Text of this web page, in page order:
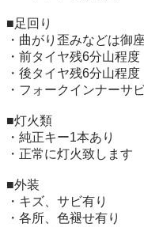
■足回り
・曲がり歪みなどは御
・前タイヤ残6分山程度
・後タイヤ残6分山程度
・フォークインナーサ
■灯火類
・純正キー1本あり
・正常に灯火致します
■外装
・キズ、サビ有り
・各所、色褪せ有り